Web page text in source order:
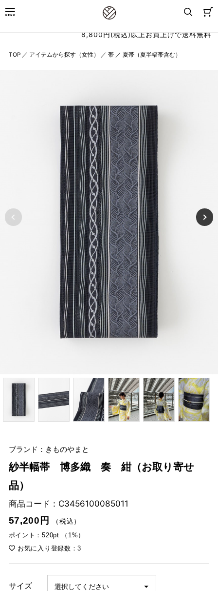
8,800円(税込)以上お買上げで送料無料
TOP ／ アイテムから探す（女性） ／ 帯 ／ 夏帯（夏半幅帯含む）
ブランド：きものやまと
紗半幅帯 博多織 奏 紺（お取り寄せ
品）
商品コード： C3456100085011
57,200円
（税込）
ポイント：520pt （1%）
お気に入り登録数：3
サイズ